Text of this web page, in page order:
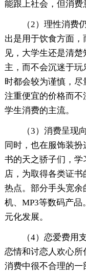
能跟上社会，但消费
（2）理性消费仍
出是用于饮食方面
见，大学生还是清
主，而不会沉迷于
时都会较为谨慎，
注重便宜的价格而
学生消费的主流。
（3）消费呈现向
同时，也在服饰装
书的天之骄子们，
店，为取得各类证
热点。部分手头宽余
机、MP3等数码产
元化发展。
（4）恋爱费用支
恋情和讨恋人欢心所
消费中很不合理的